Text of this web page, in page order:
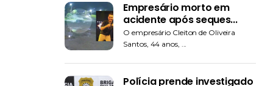
Empresário morto em
acidente após seques...
O empresário Cleiton de Oliveira
Santos, 44 anos, ...
Polícia prende investigado